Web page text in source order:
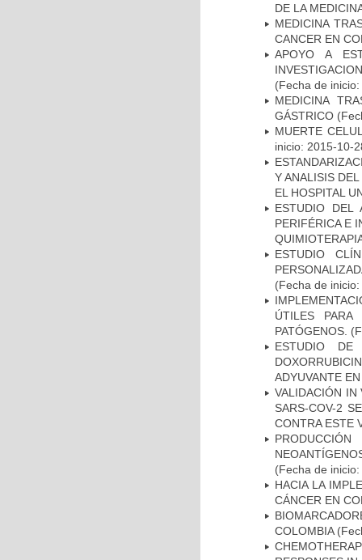
DE LA
MEDICINA
CANCER EN
APOYO A
(Fecha de
MEDICINA
GÁSTRICO
MUERTE
inicio: 2015-10-
Y ANALISIS
EL HOSPITAL
ESTUDIO DEL
PERIFÉRICA E
ESTUDIO
(Fecha de
ÚTILES
PATÓGENOS.
ESTUDIO DE
ADYUVANTE
VALIDACIÓN IN
SARS-COV-2
CONTRA ESTE
(Fecha de
HACIA LA
CÁNCER EN
COLOMBIA